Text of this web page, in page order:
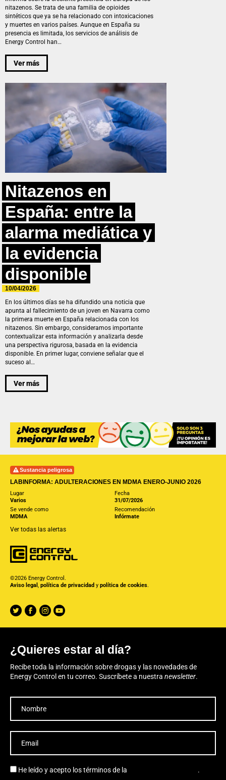
nitazenos. Se trata de una familia de opioides
sintéticos que ya se ha relacionado con intoxicaciones
y muertes en varios países. Aunque en España su
presencia es limitada, los servicios de análisis de
Energy Control han…
Ver más
Nitazenos en
España: entre la
alarma mediática y
la evidencia
disponible
10/04/2026
En los últimos días se ha difundido una noticia que
apunta al fallecimiento de un joven en Navarra como
la primera muerte en España relacionada con los
nitazenos. Sin embargo, consideramos importante
contextualizar esta información y analizarla desde
una perspectiva rigurosa, basada en la evidencia
disponible. En primer lugar, conviene señalar que el
suceso al…
Ver más
Sustancia peligrosa
LABINFORMA: ADULTERACIONES EN MDMA ENERO-JUNIO 2026
Lugar
Varios
Fecha
31/07/2026
Se vende como
MDMA
Recomendación
Infórmate
Ver todas las alertas
©2026 Energy Control.
Aviso legal , política de privacidad y política de cookies.
¿Quieres estar al día?
Recibe toda la información sobre drogas y las novedades de
Energy Control en tu correo. Suscríbete a nuestra newsletter.
He leído y acepto los términos de la .